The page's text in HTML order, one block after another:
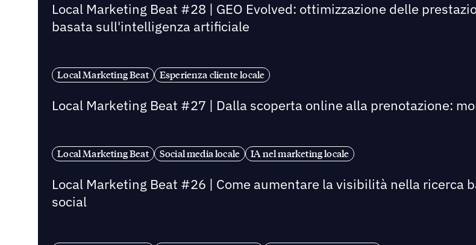
Local Marketing Beat #28 | GEO Evolved: ottimizzazione delle
basata sull'intelligenza artificiale
Local Marketing Beat Esperienza cliente locale
Local Marketing Beat #27 | Dalla scoperta online alla prenotazione:
Local Marketing Beat Social media locale IA nel marketing locale
Local Marketing Beat #26 | Come aumentare la visibilità nella
social